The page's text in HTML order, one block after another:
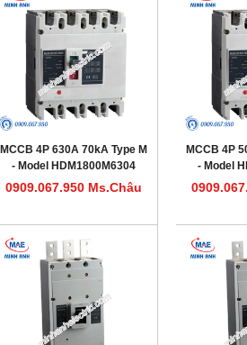
MCCB 4P 630A 70kA Type M
- Model HDM1800M6304
0909.067.950 Ms.Châu
MCCB 4P
- Model